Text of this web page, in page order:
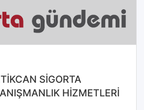
SİGORTA
HİZMETLERİ